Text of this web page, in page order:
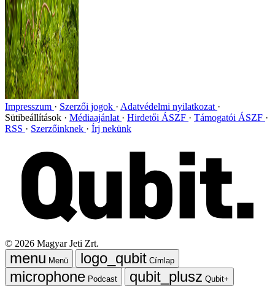
Impresszum Szerzői jogok
Adatvédelmi nyilatkozat
Sütibeállítások
Médiaajánlat Hirdetői ÁSZF
Támogatói ÁSZF
RSS
Szerzőinknek Írj nekünk
© 2026 Magyar Jeti Zrt.
Menü
Címlap
Podcast
Qubit+